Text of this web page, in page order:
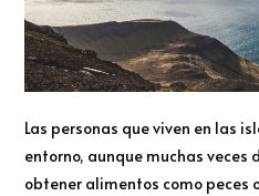
Las personas que viven en las
entorno, aunque muchas veces
obtener alimentos como peces